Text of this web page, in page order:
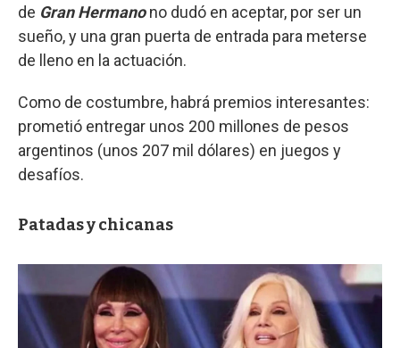
de Gran Hermanono dudó en aceptar, por ser un
sueño, y una gran puerta de entrada para meterse
de lleno en la actuación.
Como de costumbre, habrá premios interesantes:
prometió entregar unos 200 millones de pesos
argentinos (unos 207 mil dólares) en juegos y
desafíos.
Patadas y chicanas